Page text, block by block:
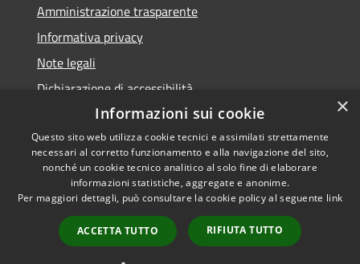
Amministrazione trasparente
Informativa privacy
Note legali
Dichiarazione di accessibilità
Accessibilità
Privacy
Mappa del sito
Copyright © 2026 • Comune di
Cerreto Guidi • Powered by
Municipium
Accesso
redazione
×
Informazioni sui cookie
Questo sito web utilizza cookie tecnici e assimilati strettamente
necessari al corretto funzionamento e alla navigazione del sito,
nonché un cookie tecnico analitico al solo fine di elaborare
informazioni statistiche, aggregate e anonime.
Per maggiori dettagli, può consultare la cookie policy al seguente link
ACCETTA TUTTO RIFIUTA TUTTO